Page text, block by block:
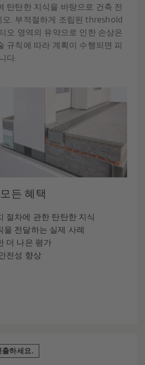
탄탄한 지식을 바탕으로 건축 전
오. 부적절하게 조립된 threshold
오 영역의 유약으로 인한 손상은
규칙에 따라 계획이 수행되면 피
다.
든 혜택
절차에 관한 탄탄한 지식
을 전달하는 실제 사례
더 나은 평가
전성 향상
출하세요.